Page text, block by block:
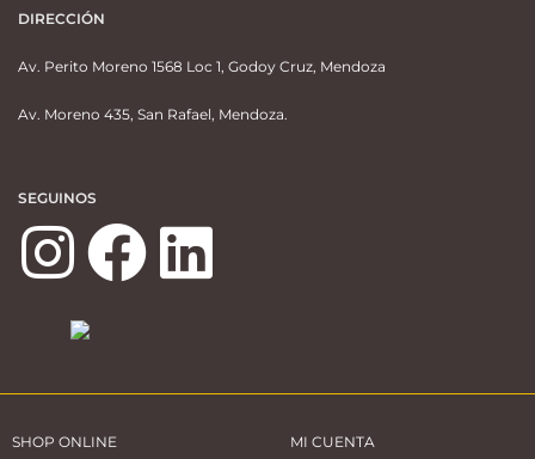
DIRECCIÓN
Av. Perito Moreno 1568 Loc 1, Godoy Cruz, Mendoza
Av. Moreno 435, San Rafael, Mendoza.
SEGUINOS
SHOP ONLINE MI CUENTA